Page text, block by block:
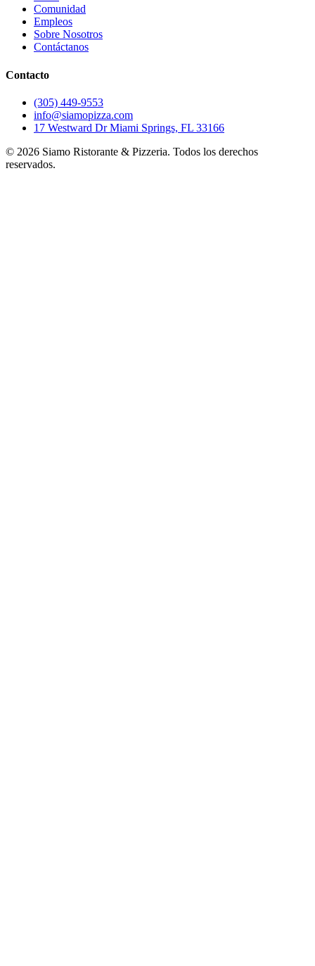
Comunidad
Empleos
Sobre Nosotros
Contáctanos
Contacto
(305) 449-9553
info@siamopizza.com
17 Westward Dr Miami Springs, FL 33166
© 2026 Siamo Ristorante & Pizzeria. Todos los derechos
reservados.